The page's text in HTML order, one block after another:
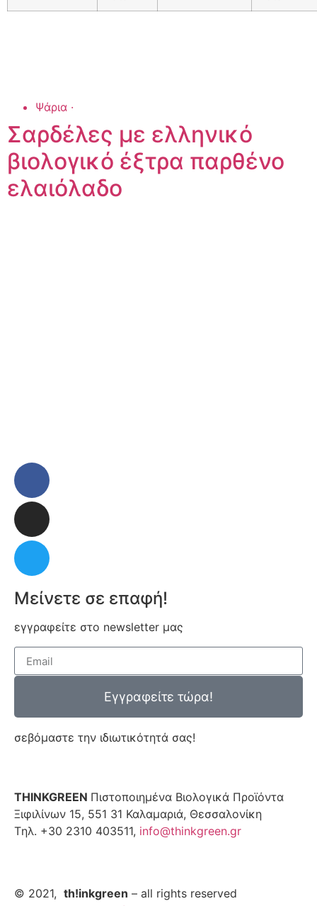
Ψάρια ·
Σαρδέλες με ελληνικό
βιολογικό έξτρα παρθένο
ελαιόλαδο
Μείνετε σε επαφή!
εγγραφείτε στο newsletter μας
Εγγραφείτε τώρα!
σεβόμαστε την ιδιωτικότητά σας!
THINKGREEN Πιστοποιημένα Βιολογικά Προϊόντα
Ξιφιλίνων 15, 551 31 Καλαμαριά, Θεσσαλονίκη
Tηλ. +30 2310 403511, info@thinkgreen.gr
© 2021, th!inkgreen – all rights reserved